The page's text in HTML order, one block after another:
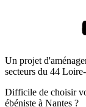
Un projet
secteurs du 44
Difficile de choisir
ébéniste à Nantes ?